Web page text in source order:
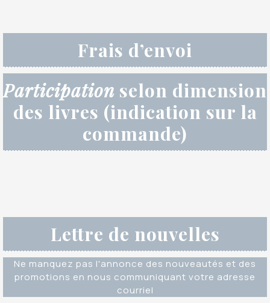
Frais d’envoi
Participation selon dimension
des livres (indication sur la
commande)
Lettre de nouvelles
Ne manquez pas l'annonce des nouveautés et des
promotions en nous communiquant votre adresse
courriel